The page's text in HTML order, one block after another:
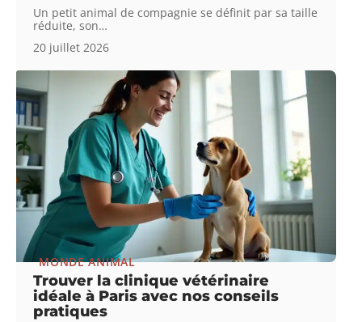
Un petit animal de compagnie se définit par sa taille
réduite, son…
20 juillet 2026
MONDE ANIMAL
Trouver la clinique vétérinaire
idéale à Paris avec nos conseils
pratiques